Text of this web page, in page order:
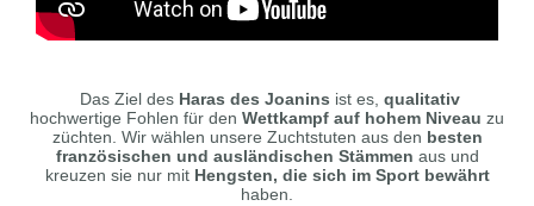
Das Ziel des Haras des Joanins ist es, qualitativ
hochwertige Fohlen für den Wettkampf auf hohem Niveau zu
züchten. Wir wählen unsere Zuchtstuten aus den besten
französischen und ausländischen Stämmen aus und
kreuzen sie nur mit Hengsten, die sich im Sport bewährt
haben.